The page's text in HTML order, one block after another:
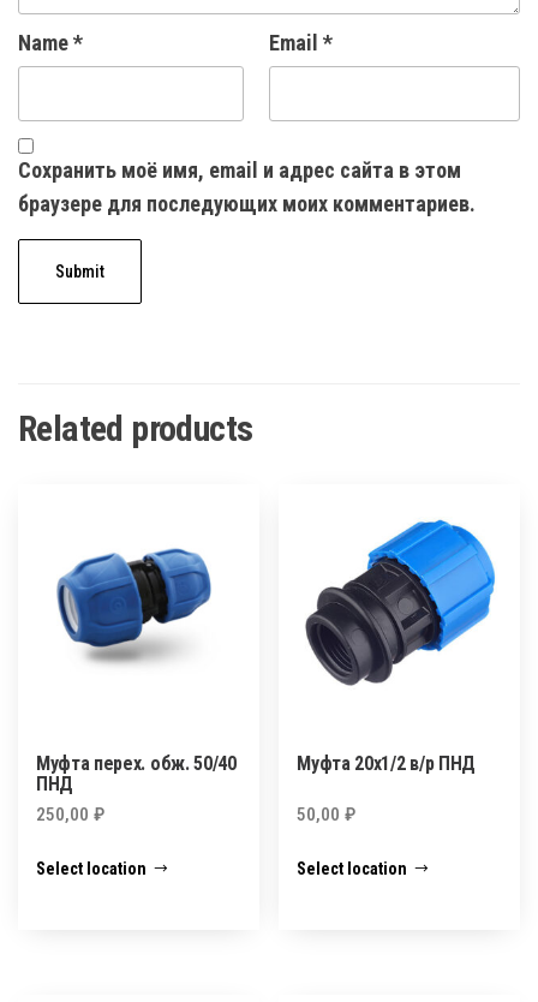
Name* Email *
Сохранить моё имя, email и адрес сайта в этом
браузере для последующих моих комментариев.
Related products
Муфта перех. обж. 50/40
ПНД
250,00 ₽
Select location
Муфта 20х1/2 в/р ПНД
50,00₽
Select location